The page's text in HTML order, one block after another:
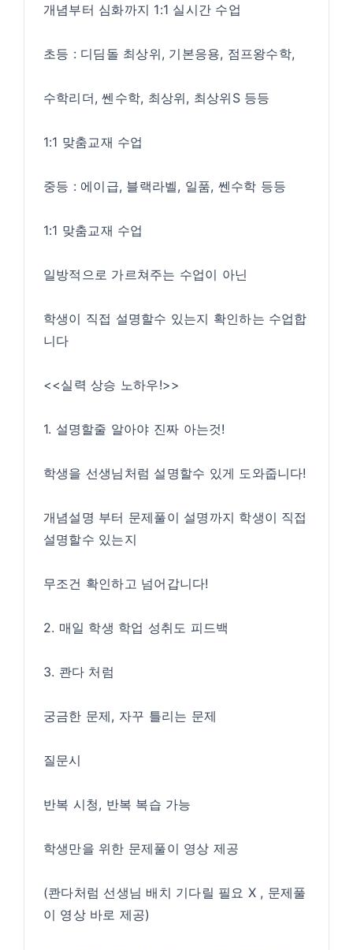
개념부터 심화까지 1:1 실시간 수업
초등 : 디딤돌 최상위, 기본응용, 점프왕수학,
수학리더, 쎈수학, 최상위, 최상위S 등등
1:1 맞춤교재 수업
중등 : 에이급, 블랙라벨, 일품, 쎈수학 등등
1:1 맞춤교재 수업
일방적으로 가르쳐주는 수업이 아닌
학생이 직접 설명할수 있는지 확인하는 수업합
니다
<<실력 상승 노하우!>>
1. 설명할줄 알아야 진짜 아는것!
학생을 선생님처럼 설명할수 있게 도와줍니다!
개념설명 부터 문제풀이 설명까지 학생이 직접
설명할수 있는지
무조건 확인하고 넘어갑니다!
2. 매일 학생 학업 성취도 피드백
3. 콴다 처럼
궁금한 문제, 자꾸 틀리는 문제
질문시
반복 시청, 반복 복습 가능
학생만을 위한 문제풀이 영상 제공
(콴다처럼 선생님 배치 기다릴 필요 X , 문제풀
이 영상 바로 제공)